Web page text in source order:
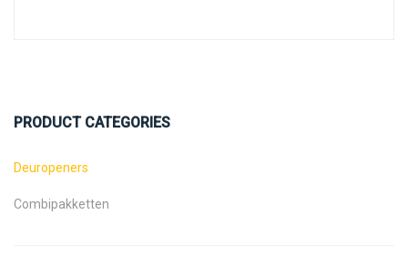
PRODUCT CATEGORIES
Deuropeners
Combipakketten